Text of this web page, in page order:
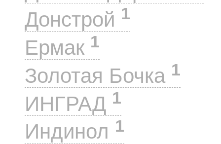
Донстрой 1
Ермак 1
Золотая Бочка 1
ИНГРАД 1
Индинол 1